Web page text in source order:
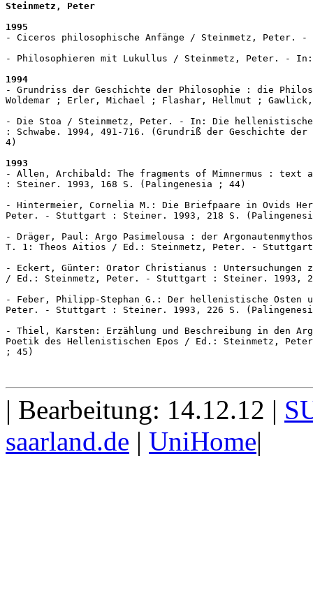
Steinmetz, Peter
1995
- Ciceros philosophische Anfänge / Steinmetz, Peter. -
- Philosophieren mit Lukullus / Steinmetz, Peter. -
1994
- Grundriss der Geschichte der Philosophie : die
Woldemar ; Erler, Michael ; Flashar, Hellmut ;
- Die Stoa / Steinmetz, Peter. - In: Die
: Schwabe. 1994, 491-716. (Grundriß der Geschichte
4)
1993
- Allen, Archibald: The fragments of Mimnermus :
: Steiner. 1993, 168 S. (Palingenesia ; 44)
- Hintermeier, Cornelia M.: Die Briefpaare in Ovids
Peter. - Stuttgart : Steiner. 1993, 218 S.
- Dräger, Paul: Argo Pasimelousa : der
T. 1: Theos Aitios / Ed.: Steinmetz, Peter. -
- Eckert, Günter: Orator Christianus : Untersuchungen
/ Ed.: Steinmetz, Peter. - Stuttgart : Steiner. 1993,
- Feber, Philipp-Stephan G.: Der hellenistische
Peter. - Stuttgart : Steiner. 1993, 226 S.
- Thiel, Karsten: Erzählung und Beschreibung in den
Poetik des Hellenistischen Epos / Ed.: Steinmetz,
; 45)
| Bearbeitung: 14.12.12 |
saarland.de | UniHome|